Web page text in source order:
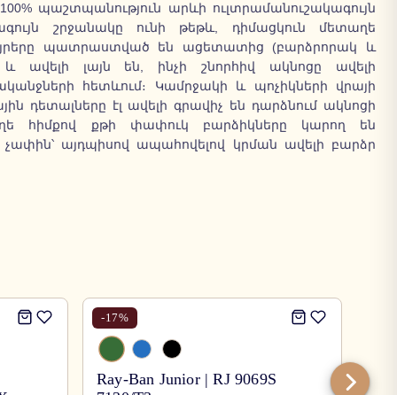
պաշտպանություն արևի ուլտրամանուշակագույն
շրջանակը ունի թեթև, դիմացկուն մետաղե
պատրաստված են ացետատից (բարձրորակ և
և ավելի լայն են, ինչի շնորհիվ ակնոցը ավելի
հետևում։ Կամրջակի և պոչիկների վրայի
դետալները էլ ավելի գրավիչ են դարձնում ակնոցի
հիմքով քթի փափուկ բարձիկները կարող են
այդպիսով ապահովելով կրման ավելի բարձր
-17%
Ray-Ban Junior | RJ 9069S